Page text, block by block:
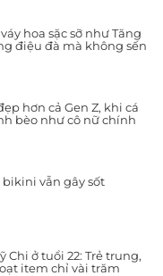
hoa sặc sỡ như Tăng
điệu đà mà không sến
hơn cả Gen Z, khi cá
bèo như cô nữ chính
vẫn gây sốt
Chi ở tuổi 22: Trẻ trung,
item chỉ vài trăm